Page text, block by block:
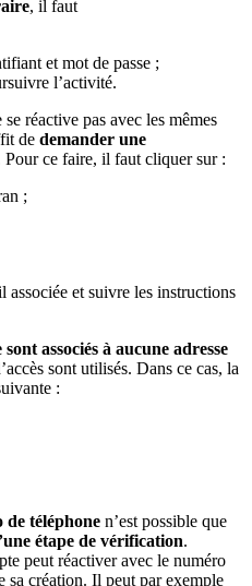
, il faut
et mot de passe ;
l’activité.
réactive pas avec les mêmes
de demander une
Pour ce faire, il faut cliquer sur :
;
associée et suivre les instructions
associés à aucune adresse
sont utilisés. Dans ce cas, la
:
de téléphone n’est possible que
étape de vérification.
peut réactiver avec le numéro
sa création. Il peut par exemple